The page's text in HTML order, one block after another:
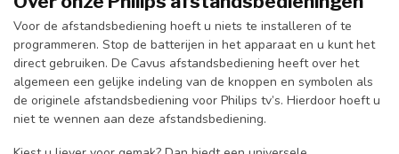
Voor de afstandsbediening hoeft u niets te installeren of te
programmeren. Stop de batterijen in het apparaat en u kunt het
direct gebruiken. De Cavus afstandsbediening heeft over het
algemeen een gelijke indeling van de knoppen en symbolen als
de originele afstandsbediening voor Philips tv’s. Hierdoor hoeft u
niet te wennen aan deze afstandsbediening.